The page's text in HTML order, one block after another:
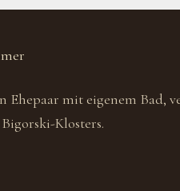
mit eigenem Bad,
Klosters.